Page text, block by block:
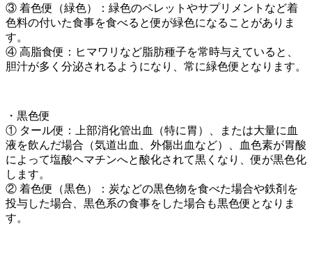
③ 着色便（緑色）：緑色のペレットやサプリメントなど着
色料の付いた食事を食べると便が緑色になることがありま
す。
④ 高脂食便：ヒマワリなど脂肪種子を常時与えていると、
胆汁が多く分泌されるようになり、常に緑色便となります。
・黒色便
① タール便：上部消化管出血（特に胃）、または大量に血
液を飲んだ場合（気道出血、外傷出血など）、血色素が胃酸
によって塩酸ヘマチンへと酸化されて黒くなり、便が黒色化
します。
② 着色便（黒色）：炭などの黒色物を食べた場合や鉄剤を
投与した場合、黒色系の食事をした場合も黒色便となりま
す。